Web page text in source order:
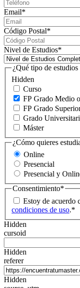
Email*
Código Postal*
Nivel de Estudios*
Hidden
¿Qué tipo de
Curso
FP Grado Medio
FP Grado
Grado
Máster
¿Cómo quieres
Online
Presencial
Presencial y
Consentimiento*
Estoy de acuerdo
condiciones de uso.*
Hidden
cursoid
Hidden
referer
Hidden